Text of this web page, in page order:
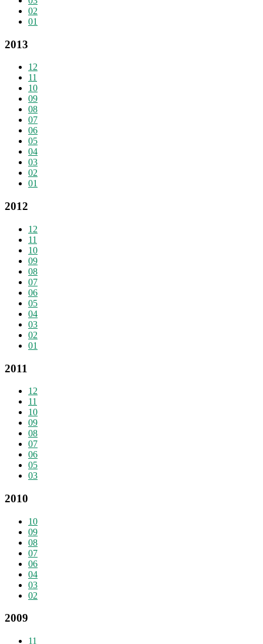
02
01
2013
12
11
10
09
08
07
06
05
04
03
02
01
2012
12
11
10
09
08
07
06
05
04
03
02
01
2011
12
11
10
09
08
07
06
05
03
2010
10
09
08
07
06
04
03
02
2009
11